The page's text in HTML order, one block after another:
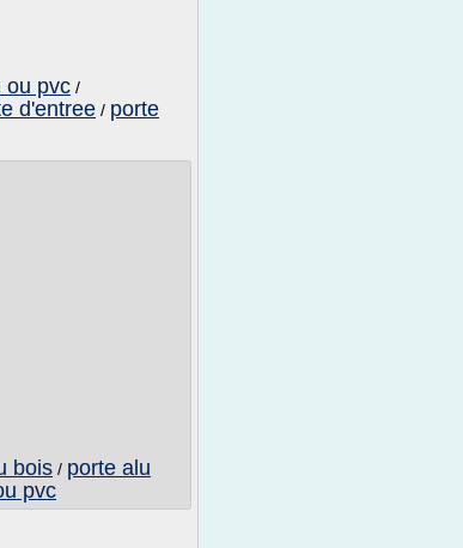
ou pvc /
d'entree / porte
bois / porte alu
pvc